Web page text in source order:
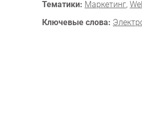
Тематики: Маркетинг,
Ключевые слова: